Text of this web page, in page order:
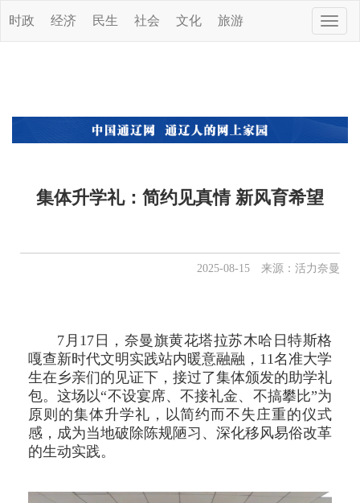
Toggle
时政 经济 民生 社会 文化 旅游
集体升学礼：简约见真情 新风育希望
2025-08-15 来源：活力奈曼
7月17日，奈曼旗黄花塔拉苏木哈日特斯格
嘎查新时代文明实践站内暖意融融，11名准大学
生在乡亲们的见证下，接过了集体颁发的助学礼
包。这场以“不设宴席、不接礼金、不搞攀比”为
原则的集体升学礼，以简约而不失庄重的仪式
感，成为当地破除陈规陋习、深化移风易俗改革
的生动实践。